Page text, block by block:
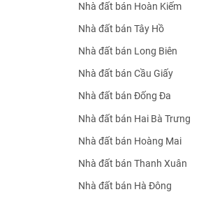
Nhà đất bán Hoàn Kiếm
Nhà đất bán Tây Hồ
Nhà đất bán Long Biên
Nhà đất bán Cầu Giấy
Nhà đất bán Đống Đa
Nhà đất bán Hai Bà Trưng
Nhà đất bán Hoàng Mai
Nhà đất bán Thanh Xuân
Nhà đất bán Hà Đông